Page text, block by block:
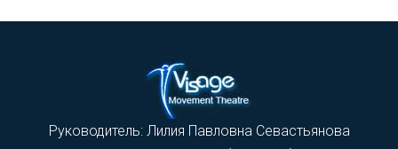
Руководитель: Лилия Павловна Севастьянова